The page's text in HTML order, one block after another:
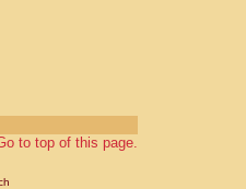
to top of this page.